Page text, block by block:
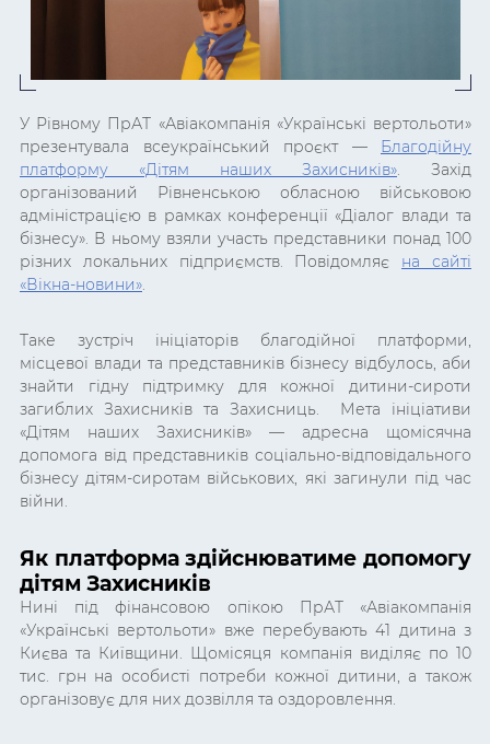
У Рівному ПрАТ «Авіакомпанія «Українські вертольоти»
презентувала всеукраїнський проєкт —
Благодійну
платформу «Дітям наших Захисників». Захід
організований Рівненською обласною військовою
адміністрацією в рамках конференції «Діалог влади та
бізнесу». В ньому взяли участь представники понад 100
різних локальних підприємств. Повідомляє на сайті
«Вікна-новини».
Таке зустріч ініціаторів благодійної платформи,
місцевої влади та представників бізнесу відбулось, аби
знайти гідну підтримку для кожної дитини-сироти
загиблих Захисників та Захисниць. Мета ініціативи
«Дітям наших Захисників» — адресна щомісячна
допомога від представників соціально-відповідального
бізнесу дітям-сиротам військових, які загинули під час
війни.
Як платформа здійснюватиме допомогу
дітям Захисників
Нині під фінансовою опікою ПрАТ «Авіакомпанія
«Українські вертольоти» вже перебувають 41 дитина з
Києва та Київщини. Щомісяця компанія виділяє по 10
тис. грн на особисті потреби кожної дитини, а також
організовує для них дозвілля та оздоровлення.